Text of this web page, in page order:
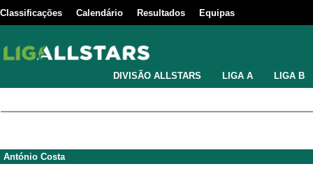
Classificações Calendário Resultados Equipas
DIVISÃO ALLSTARS LIGA A LIGA B
António Costa